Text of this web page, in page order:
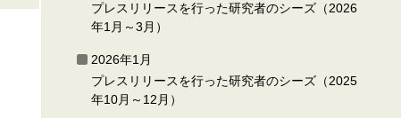
プレスリリースを行った研究者のシーズ（2026
年1月～3月）
2026年1月
プレスリリースを行った研究者のシーズ（2025
年10月～12月）